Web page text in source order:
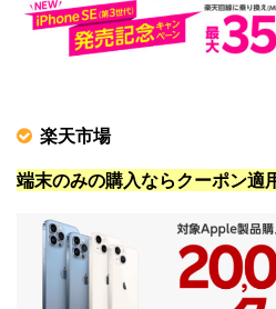
楽天市場
端末のみの購入ならクーポン適